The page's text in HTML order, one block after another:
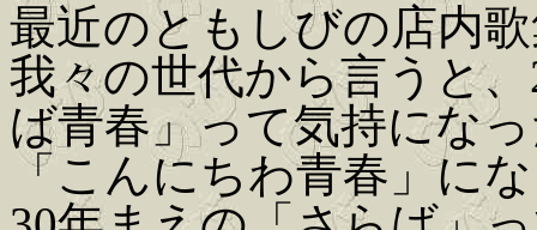
最近のともしびの店内
我々の世代から言うと
ば青春」って気持にな
「こんにちわ青春」に